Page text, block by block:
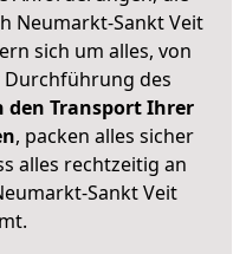
Neumarkt-Sankt Veit
sich um alles, von
des
den Transport Ihrer
, packen alles sicher
alles rechtzeitig an
Sankt Veit